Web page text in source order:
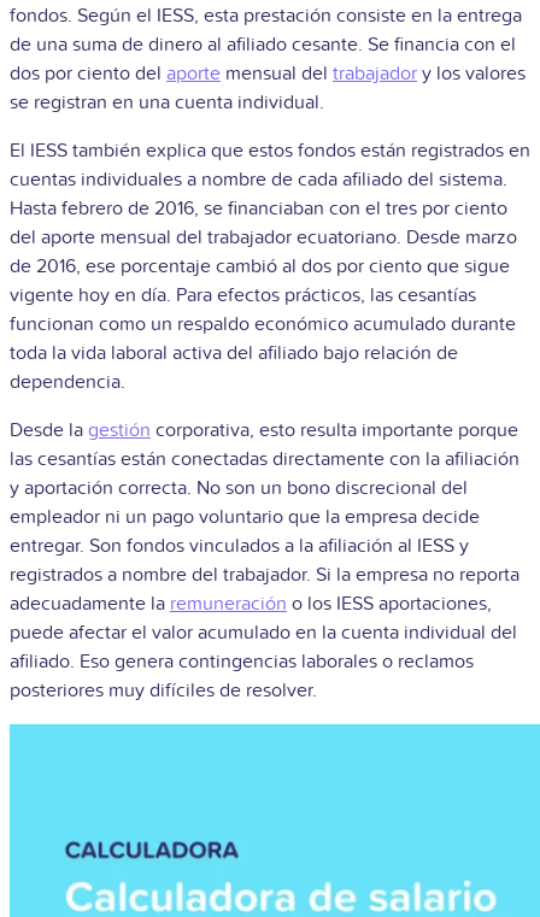
fondos. Según el IESS, esta prestación consiste en la entrega
de una suma de dinero al afiliado cesante. Se financia con el
dos por ciento del aporte mensual del trabajador y los valores
se registran en una cuenta individual.
El IESS también explica que estos fondos están registrados en
cuentas individuales a nombre de cada afiliado del sistema.
Hasta febrero de 2016, se financiaban con el tres por ciento
del aporte mensual del trabajador ecuatoriano. Desde marzo
de 2016, ese porcentaje cambió al dos por ciento que sigue
vigente hoy en día. Para efectos prácticos, las cesantías
funcionan como un respaldo económico acumulado durante
toda la vida laboral activa del afiliado bajo relación de
dependencia.
Desde la gestión corporativa, esto resulta importante porque
las cesantías están conectadas directamente con la afiliación
y aportación correcta. No son un bono discrecional del
empleador ni un pago voluntario que la empresa decide
entregar. Son fondos vinculados a la afiliación al IESS y
registrados a nombre del trabajador. Si la empresa no reporta
adecuadamente la remuneración o los IESS aportaciones,
puede afectar el valor acumulado en la cuenta individual del
afiliado. Eso genera contingencias laborales o reclamos
posteriores muy difíciles de resolver.